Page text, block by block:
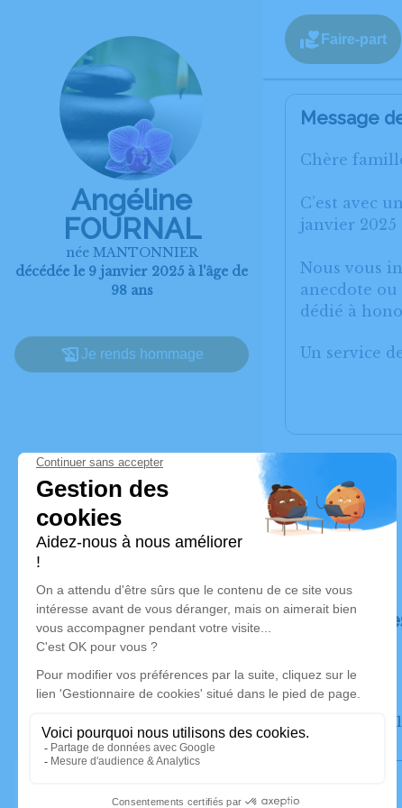
Angéline
FOURNAL
née MANTONNIER
décédée le 9 janvier 2025 à l'âge de
98 ans
Je rends hommage
Faire-part
Message
Chère
C’est avec
janvier 2025
Nous vous
anecdote
dédié à
Un service
Déroulé
Le
Eglise